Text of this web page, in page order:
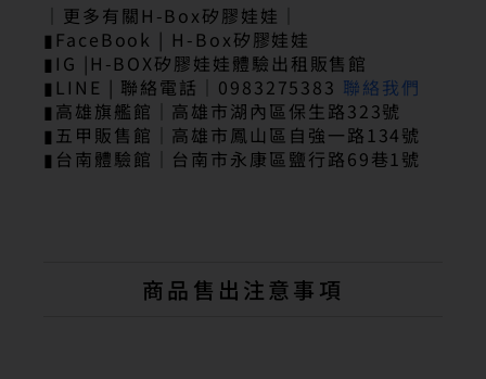
｜更多有關H-Box矽膠娃娃｜
▮FaceBook | H-Box矽膠娃娃
▮IG |H-BOX矽膠娃娃體驗出租販售館
▮LINE | 聯絡電話｜0983275383 聯絡我們
▮高雄旗艦館｜高雄市湖內區保生路323號
▮五甲販售館｜高雄市鳳山區自強一路134號
▮台南體驗館｜台南市永康區鹽行路69巷1號
商品售出注意事項